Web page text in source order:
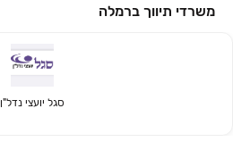
משרדי תיווך ברמלה
סגל יועצי נדל"ן